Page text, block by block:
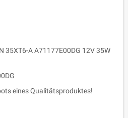
35XT6-A A71177E00DG 12V 35W
eines Qualitätsproduktes!